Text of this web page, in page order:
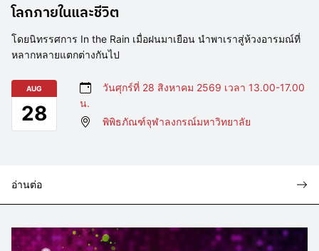
โลกภายในและชีวิต
โดยนิทรรศการ In the Rain เมื่อฝนมาเยือน นำพาเราสู่ห้วงอารมณ์ที่
หลากหลายแตกต่างกันไป
AUG
28
วันศุกร์ที่ 28 สิงหาคม 2569 เวลา 13.00-17.00
น.
พิพิธภัณฑ์จุฬาลงกรณ์มหาวิทยาลัย
อ่านต่อ